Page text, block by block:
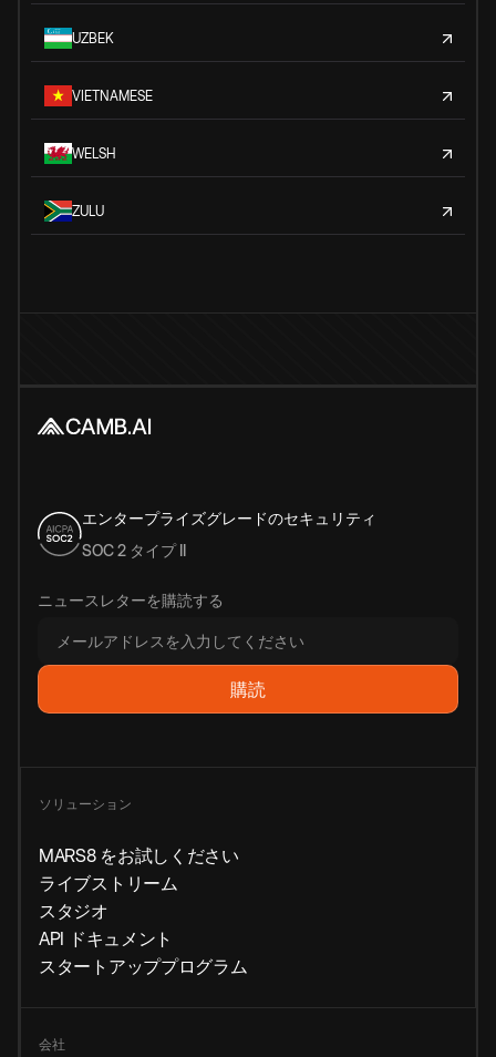
UZBEK
VIETNAMESE
WELSH
ZULU
エンタープライズグレードのセキュリティ
SOC 2 タイプ II
ニュースレターを購読する
ソリューション
MARS8 をお試しください
ライブストリーム
スタジオ
API ドキュメント
スタートアッププログラム
会社